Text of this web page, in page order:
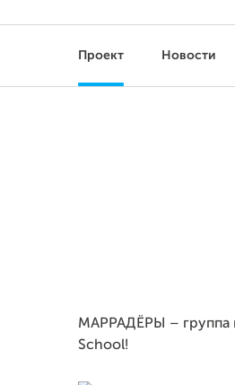
Проект Новости
МАРРАДЁРЫ – группа
School!